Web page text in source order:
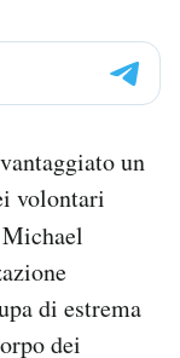
un
volontari
Michael
di estrema
dei